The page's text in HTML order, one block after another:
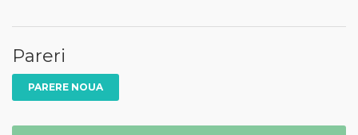
Pareri
PARERE NOUA